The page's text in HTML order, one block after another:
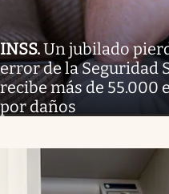
INSS.Un jubilado
error de la Seguridad
recibe más de 55.000
por daños